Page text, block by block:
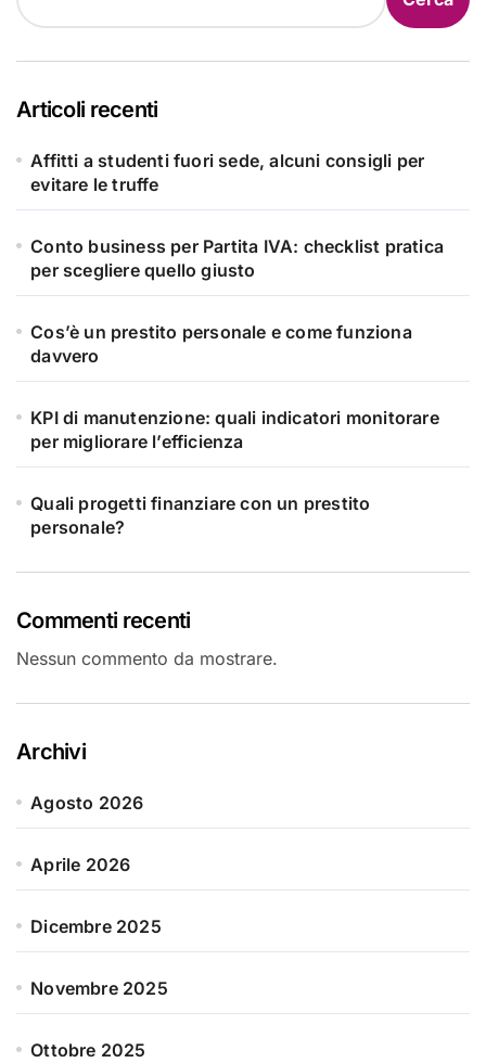
Articoli recenti
Affitti a studenti fuori sede, alcuni consigli per
evitare le truffe
Conto business per Partita IVA: checklist pratica
per scegliere quello giusto
Cos’è un prestito personale e come funziona
davvero
KPI di manutenzione: quali indicatori monitorare
per migliorare l’efficienza
Quali progetti finanziare con un prestito
personale?
Commenti recenti
Nessun commento da mostrare.
Archivi
Agosto 2026
Aprile 2026
Dicembre 2025
Novembre 2025
Ottobre 2025